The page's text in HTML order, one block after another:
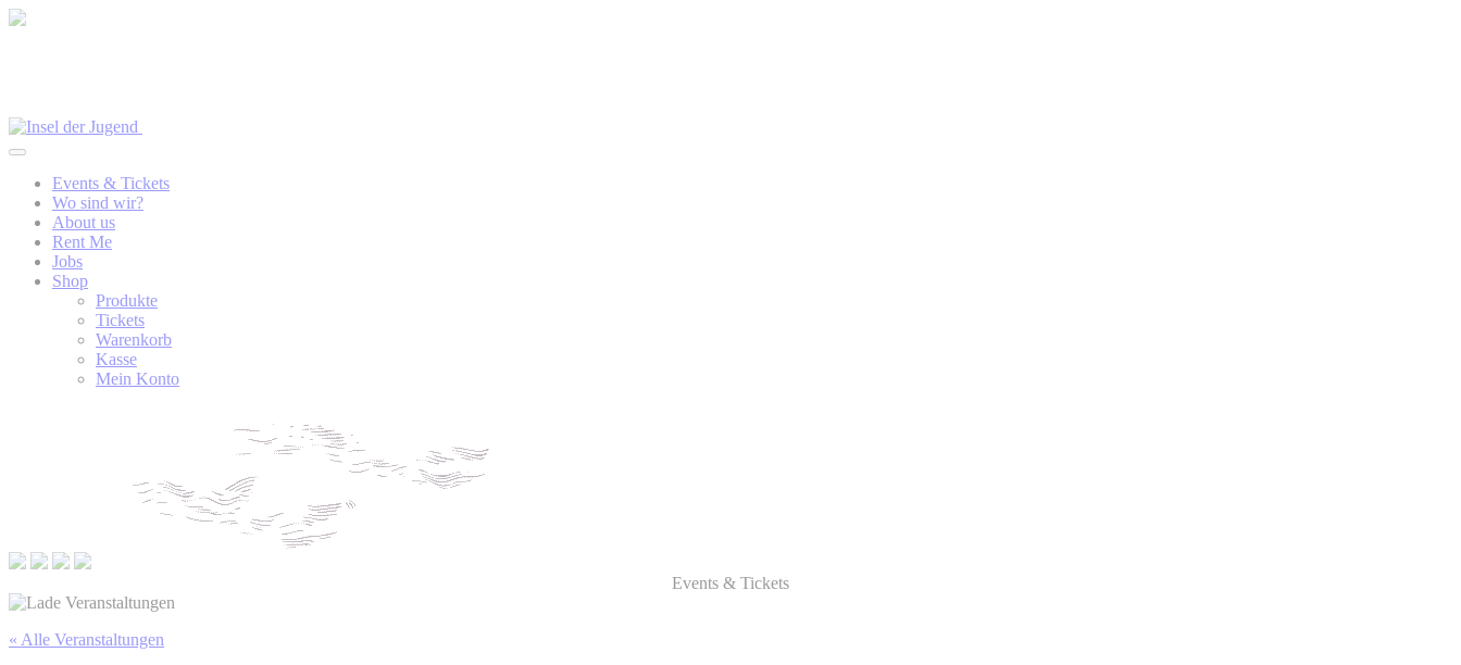
Events & Tickets
Wo sind wir?
About us
Rent Me
Jobs
Shop
Produkte
Tickets
Warenkorb
Kasse
Mein Konto
Events & Tickets
« Alle Veranstaltungen